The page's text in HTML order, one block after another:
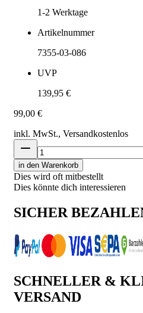
1-2 Werktage
Artikelnummer
7355-03-086
UVP
139,95 €
99,00 €
inkl. MwSt., Versandkostenlos
in den Warenkorb
Dies wird oft mitbestellt
Dies könnte dich interessieren
SICHER
SCHNELLER &
VERSAND